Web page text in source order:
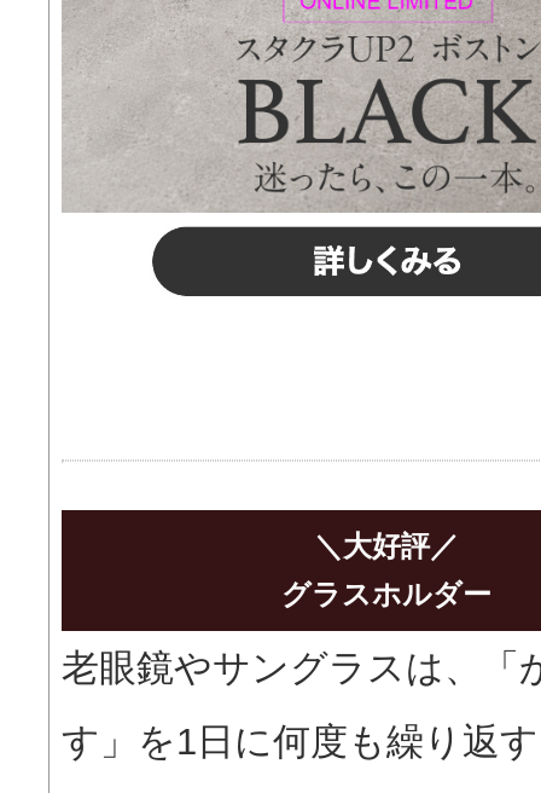
＼大好評／
グラスホルダー
老眼鏡やサングラスは、「
す」を1日に何度も繰り返